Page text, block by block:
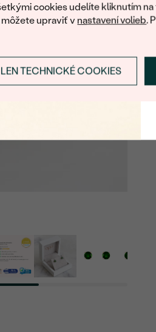
cookies udelíte kliknutím na
upraviť v nastavení volieb.
TECHNICKÉ COOKIES